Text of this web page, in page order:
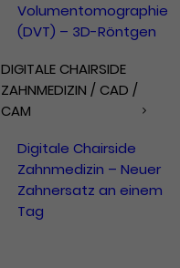
Volumentomographie
(DVT) – 3D-Röntgen
DIGITALE CHAIRSIDE
ZAHNMEDIZIN / CAD /
CAM
Digitale Chairside
Zahnmedizin – Neuer
Zahnersatz an einem
Tag